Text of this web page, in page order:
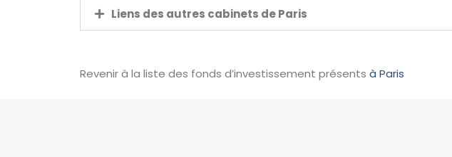
Liens des autres cabinets de Paris
Revenir à la liste des fonds d’investissement présents à Paris